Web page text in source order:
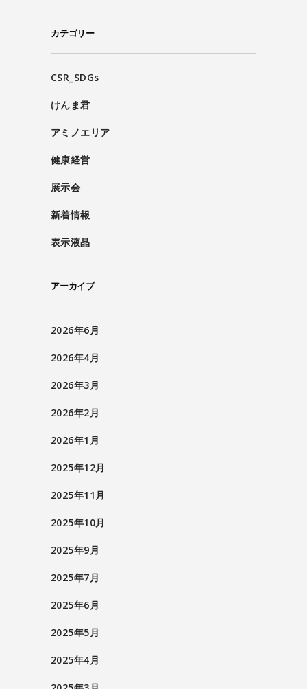
カテゴリー
CSR_SDGs
けんま君
アミノエリア
健康経営
展示会
新着情報
表示液晶
アーカイブ
2026年6月
2026年4月
2026年3月
2026年2月
2026年1月
2025年12月
2025年11月
2025年10月
2025年9月
2025年7月
2025年6月
2025年5月
2025年4月